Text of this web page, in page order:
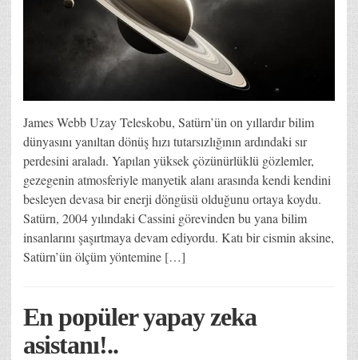
James Webb Uzay Teleskobu, Satürn’ün on yıllardır bilim
dünyasını yanıltan dönüş hızı tutarsızlığının ardındaki sır
perdesini araladı. Yapılan yüksek çözünürlüklü gözlemler,
gezegenin atmosferiyle manyetik alanı arasında kendi kendini
besleyen devasa bir enerji döngüsü olduğunu ortaya koydu.
Satürn, 2004 yılındaki Cassini görevinden bu yana bilim
insanlarını şaşırtmaya devam ediyordu. Katı bir cismin aksine,
Satürn’ün ölçüm yöntemine […]
En popüler yapay zeka
asistanı!..